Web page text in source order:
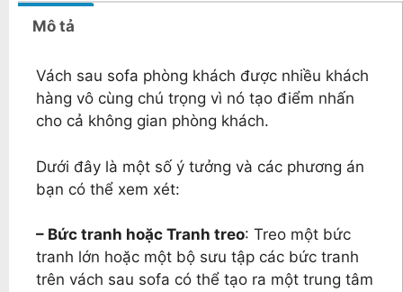
Mô tả
Vách sau sofa phòng khách được nhiều khách
hàng vô cùng chú trọng vì nó tạo điểm nhấn
cho cả không gian phòng khách.
Dưới đây là một số ý tưởng và các phương án
bạn có thể xem xét:
– Bức tranh hoặc Tranh treo: Treo một bức
tranh lớn hoặc một bộ sưu tập các bức tranh
trên vách sau sofa có thể tạo ra một trung tâm